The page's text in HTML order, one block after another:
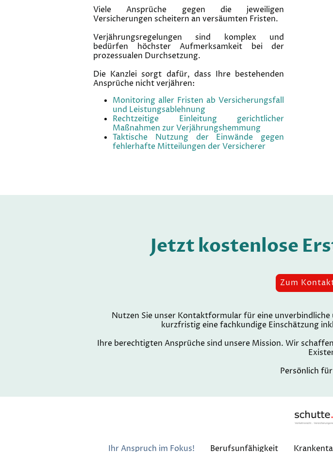
Viele Ansprüche gegen die jeweiligen
Versicherungen scheitern an versäumten Fristen.
Verjährungsregelungen sind komplex und
bedürfen höchster Aufmerksamkeit bei der
prozessualen Durchsetzung.
Die Kanzlei sorgt dafür, dass Ihre bestehenden
Ansprüche nicht verjähren:
Monitoring aller Fristen ab Versicherungsfall
und Leistungsablehnung
Rechtzeitige Einleitung gerichtlicher
Maßnahmen zur Verjährungshemmung
Taktische Nutzung der Einwände gegen
fehlerhafte Mitteilungen der Versicherer
Jetzt kostenlose
Zum
Nutzen Sie unser Kontaktformular für eine
kurzfristig eine fachkundige Einschätzung
Ihre berechtigten Ansprüche sind unsere Mission. Wir
Persönlich
Ihr Anspruch im Fokus! Berufsunfähigkeit